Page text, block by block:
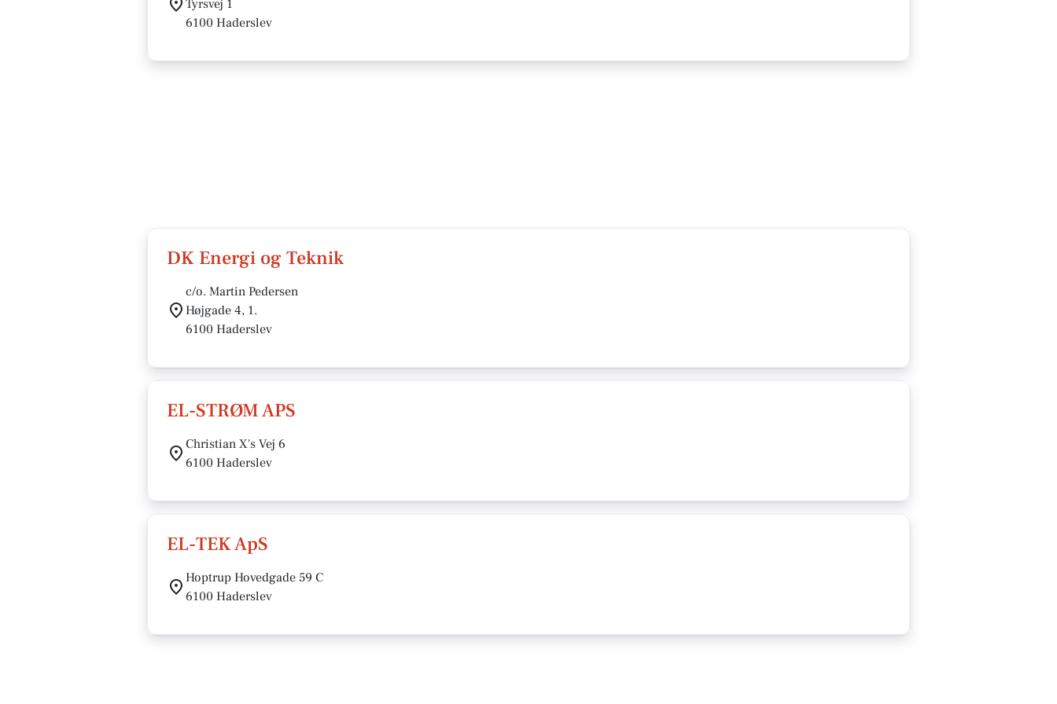
Tyrsvej 1
6100 Haderslev
DK Energi og Teknik
c/o. Martin Pedersen
Højgade 4, 1.
6100 Haderslev
EL-STRØM APS
Christian X's Vej 6
6100 Haderslev
EL-TEK ApS
Hoptrup Hovedgade 59 C
6100 Haderslev